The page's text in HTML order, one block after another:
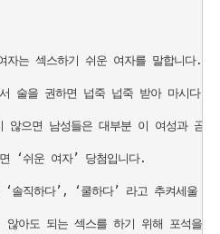
는 섹스하기 쉬운 여자를 말합니다.
술을 권하면 넙죽 넙죽 받아 마시다
않으면 남성들은 대부분 이 여성과 곧
‘쉬운 여자’ 당첨입니다.
‘솔직하다’, ‘쿨하다’ 라고 추켜세울
않아도 되는 섹스를 하기 위해 포석을